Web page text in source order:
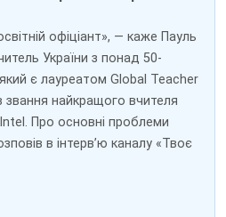
офіціант», — каже Пауль
України з понад 50-
є лауреатом Global Teacher
звання найкращого вчителя
Про основні проблеми
в інтерв’ю каналу «Твоє